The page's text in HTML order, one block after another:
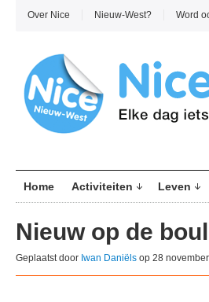
Over Nice Nieuw-West? Word
Home Activiteiten Leven
Nieuw op de
Geplaatst door Iwan Daniëls op 28